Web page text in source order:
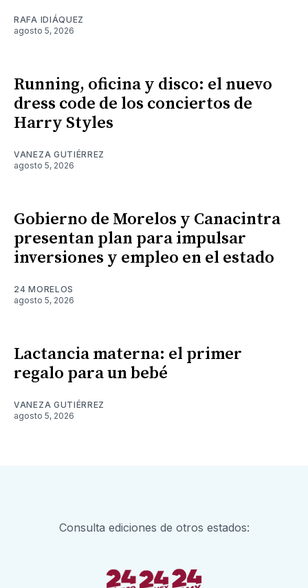
RAFA IDIÁQUEZ
agosto 5, 2026
Running, oficina y disco: el nuevo
dress code de los conciertos de
Harry Styles
VANEZA GUTIÉRREZ
agosto 5, 2026
Gobierno de Morelos y Canacintra
presentan plan para impulsar
inversiones y empleo en el estado
24 MORELOS
agosto 5, 2026
Lactancia materna: el primer
regalo para un bebé
VANEZA GUTIÉRREZ
agosto 5, 2026
Consulta ediciones de otros estados: